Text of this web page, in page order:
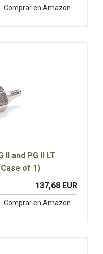
Comprar en Amazon
and PG II LT
of 1)
137,68 EUR
Comprar en Amazon